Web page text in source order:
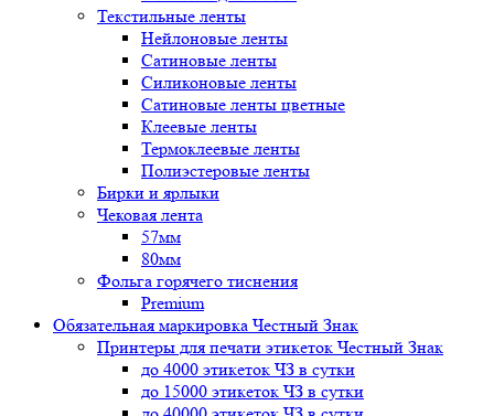
Текстильные ленты
Нейлоновые ленты
Сатиновые ленты
Силиконовые ленты
Сатиновые ленты цветные
Клеевые ленты
Термоклеевые ленты
Полиэстеровые ленты
Бирки и ярлыки
Чековая лента
57мм
80мм
Фольга горячего тиснения
Premium
Обязательная маркировка Честный Знак
Принтеры для печати этикеток Честный Знак
до 4000 этикеток ЧЗ в сутки
до 15000 этикеток ЧЗ в сутки